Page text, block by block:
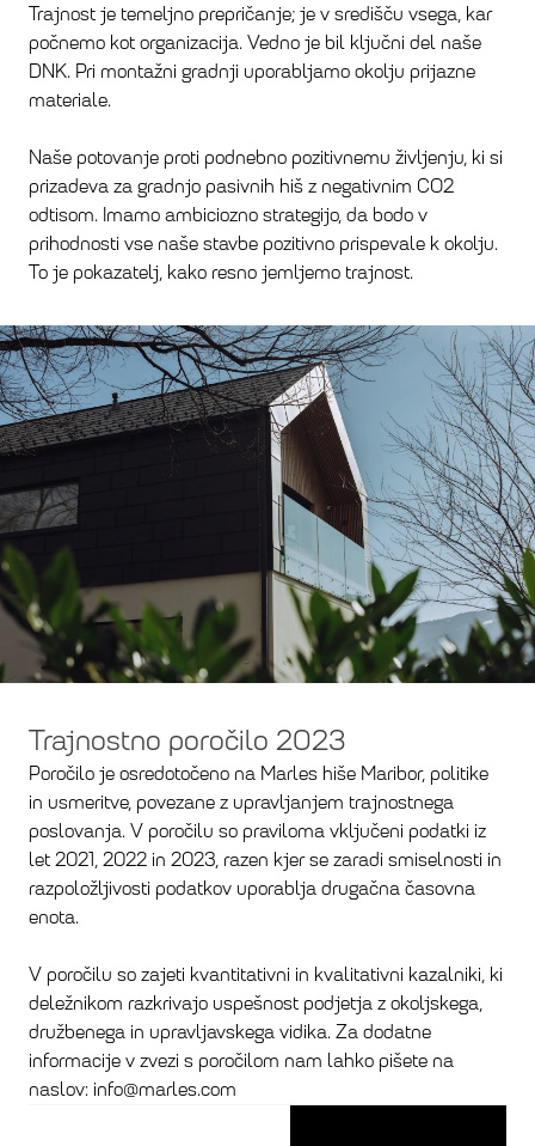
Trajnost je temeljno prepričanje; je v središču vsega, kar
počnemo kot organizacija. Vedno je bil ključni del naše
DNK. Pri montažni gradnji uporabljamo okolju prijazne
materiale.
Naše potovanje proti podnebno pozitivnemu življenju, ki si
prizadeva za gradnjo pasivnih hiš z negativnim CO2
odtisom. Imamo ambiciozno strategijo, da bodo v
prihodnosti vse naše stavbe pozitivno prispevale k okolju.
To je pokazatelj, kako resno jemljemo trajnost.
Trajnostno poročilo 2023
Poročilo je osredotočeno na Marles hiše Maribor, politike
in usmeritve, povezane z upravljanjem trajnostnega
poslovanja. V poročilu so praviloma vključeni podatki iz
let 2021, 2022 in 2023, razen kjer se zaradi smiselnosti in
razpoložljivosti podatkov uporablja drugačna časovna
enota.
V poročilu so zajeti kvantitativni in kvalitativni kazalniki, ki
deležnikom razkrivajo uspešnost podjetja z okoljskega,
družbenega in upravljavskega vidika. Za dodatne
informacije v zvezi s poročilom nam lahko pišete na
naslov: info@marles.com